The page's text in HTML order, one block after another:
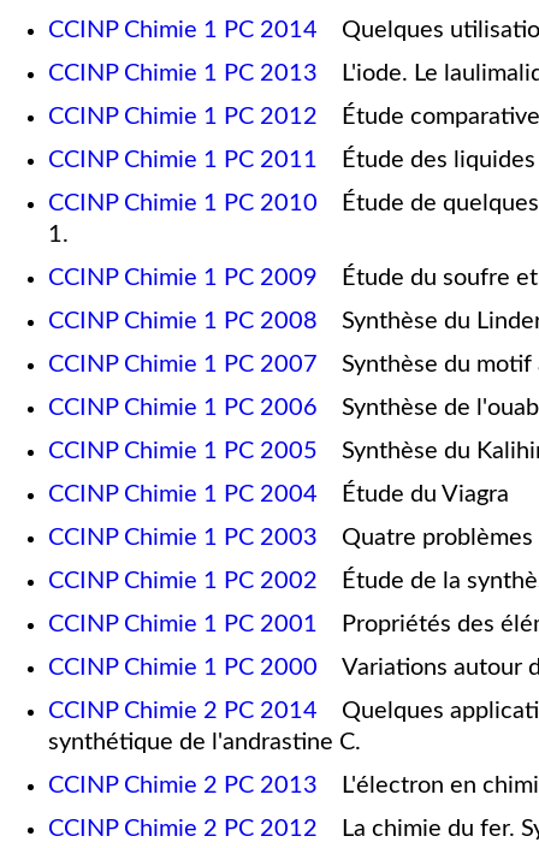
CCINP Chimie 1 PC 2014 Quelques
CCINP Chimie 1 PC 2013 L'iode. Le
CCINP Chimie 1 PC 2012 Étude comparative
CCINP Chimie 1 PC 2011 Étude des liquides
CCINP Chimie 1 PC 2010 Étude de
1.
CCINP Chimie 1 PC 2009 Étude du soufre et
CCINP Chimie 1 PC 2008 Synthèse du
CCINP Chimie 1 PC 2007 Synthèse du motif
CCINP Chimie 1 PC 2006 Synthèse de
CCINP Chimie 1 PC 2005 Synthèse du
CCINP Chimie 1 PC 2004 Étude du Viagra
CCINP Chimie 1 PC 2003 Quatre problèmes
CCINP Chimie 1 PC 2002 Étude de la
CCINP Chimie 1 PC 2001 Propriétés des
CCINP Chimie 1 PC 2000 Variations autour
CCINP Chimie 2 PC 2014 Quelques
synthétique de l'andrastine C.
CCINP Chimie 2 PC 2013 L'électron en
CCINP Chimie 2 PC 2012 La chimie du fer.